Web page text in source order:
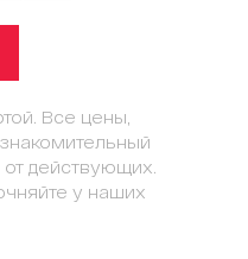
Все цены,
от действующих.
у наших